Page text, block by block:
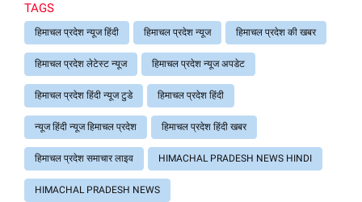
TAGS
हिमाचल प्रदेश न्यूज हिंदी हिमाचल प्रदेश न्यूज हिमाचल प्रदेश की खबर
हिमाचल प्रदेश लेटेस्ट न्यूज हिमाचल प्रदेश न्यूज अपडेट
हिमाचल प्रदेश हिंदी न्यूज टुडे हिमाचल प्रदेश हिंदी
न्यूज हिंदी न्यूज हिमाचल प्रदेश हिमाचल प्रदेश हिंदी खबर
हिमाचल प्रदेश समाचार लाइव HIMACHAL PRADESH NEWS HINDI
HIMACHAL PRADESH NEWS